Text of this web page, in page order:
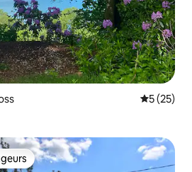
5 (25)
les plus appréciés